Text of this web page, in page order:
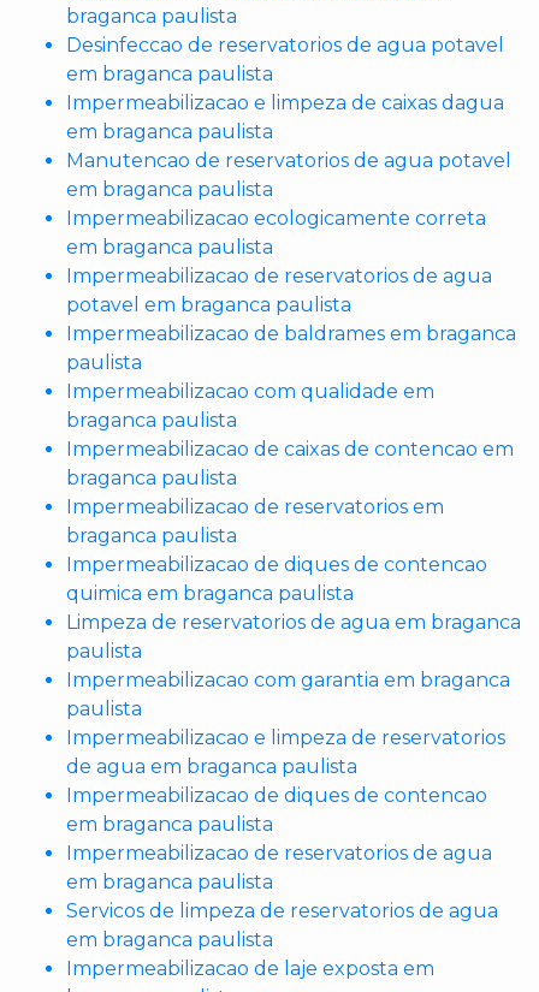
braganca paulista
Desinfeccao de reservatorios de agua potavel
em braganca paulista
Impermeabilizacao e limpeza de caixas dagua
em braganca paulista
Manutencao de reservatorios de agua potavel
em braganca paulista
Impermeabilizacao ecologicamente correta
em braganca paulista
Impermeabilizacao de reservatorios de agua
potavel em braganca paulista
Impermeabilizacao de baldrames em braganca
paulista
Impermeabilizacao com qualidade em
braganca paulista
Impermeabilizacao de caixas de contencao em
braganca paulista
Impermeabilizacao de reservatorios em
braganca paulista
Impermeabilizacao de diques de contencao
quimica em braganca paulista
Limpeza de reservatorios de agua em braganca
paulista
Impermeabilizacao com garantia em braganca
paulista
Impermeabilizacao e limpeza de reservatorios
de agua em braganca paulista
Impermeabilizacao de diques de contencao
em braganca paulista
Impermeabilizacao de reservatorios de agua
em braganca paulista
Servicos de limpeza de reservatorios de agua
em braganca paulista
Impermeabilizacao de laje exposta em